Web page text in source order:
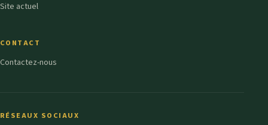
Site actuel
CONTACT
Contactez-nous
RÉSEAUX SOCIAUX